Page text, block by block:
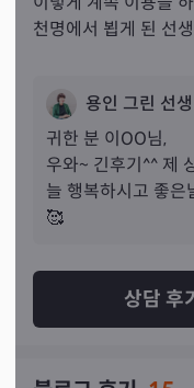
천명에서 뵙게 된 선
어요. 타로보다 신점
요 본론은 선생님께
으면서 뽑으신 카드
있고 직장을 새롭게
랬는데요. 맞거든요
운 곳을 이직해야해
는 빛이 있어요. 저는
선생님께서 처
름 돋았어요.
용인 그린 선
귀한 분 이 OO님,
우와~ 긴후기^^ 제
늘 행복하시고 좋
🥰
상담 후기